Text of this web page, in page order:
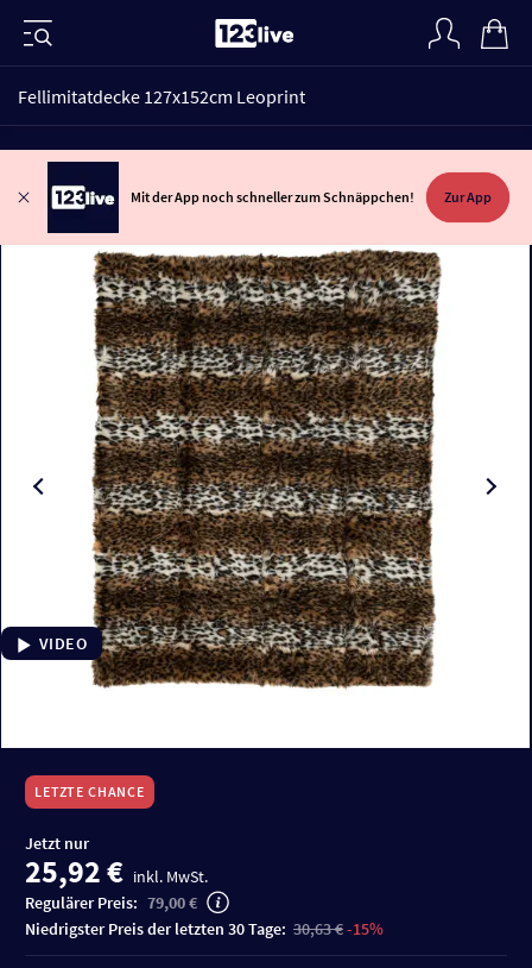
Fellimitatdecke 127x152cm Leoprint
Mit der App noch schneller zum Schnäppchen! Zur App
VIDEO
LETZTE CHANCE
Jetzt nur
25,92 € inkl. MwSt.
Regulärer Preis: 79,00 €
niedrigster Preis der letzten 30 Tage: 30,63 €-15%